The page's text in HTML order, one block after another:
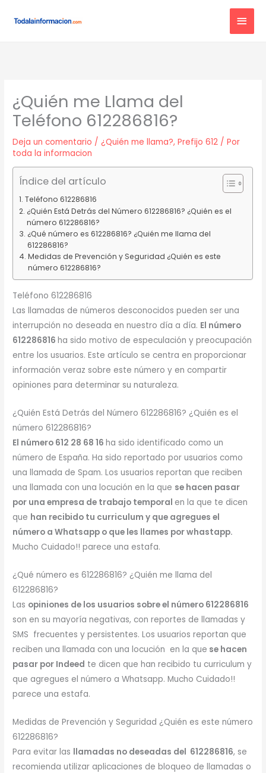
¿Quién me Llama del
Teléfono 612286816?
Deja un comentario /¿Quién me llama?,Prefijo 612 / Por
toda la informacion
Índice del artículo
Teléfono 612286816
¿Quién Está Detrás del Número 612286816? ¿Quién es el
número 612286816?
¿Qué número es 612286816? ¿Quién me llama del
612286816?
Medidas de Prevención y Seguridad ¿Quién es este
número 612286816?
Teléfono 612286816
Las llamadas de números desconocidos pueden ser una
interrupción no deseada en nuestro día a día. El número
612286816ha sido motivo de especulación y preocupación
entre los usuarios. Este artículo se centra en proporcionar
información veraz sobre este número y en compartir
opiniones para determinar su naturaleza.
¿Quién Está Detrás del Número 612286816? ¿Quién es el
número 612286816?
El número 612 28 68 16ha sido identificado como un
número de España. Ha sido reportado por usuarios como
una llamada de Spam. Los usuarios reportan que reciben
una llamada con una locución en la que se hacen pasar
por una empresa de trabajo temporal en la que te dicen
que han recibido tu curriculum y que agregues el
número a Whatsapp o que les llames por whastapp.
Mucho Cuidado!! parece una estafa.
¿Qué número es 612286816? ¿Quién me llama del
612286816?
Las opiniones de los usuarios sobre el número 612286816
son en su mayoría negativas, con reportes de llamadas y
SMS frecuentes y persistentes. Los usuarios reportan que
reciben una llamada con una locución en la que se hacen
pasar por Indeed te dicen que han recibido tu curriculum y
que agregues el número a Whatsapp. Mucho Cuidado!!
parece una estafa.
Medidas de Prevención y Seguridad ¿Quién es este número
612286816?
Para evitar las llamadas no deseadas del 612286816, se
recomienda utilizar aplicaciones de bloqueo de llamadas o